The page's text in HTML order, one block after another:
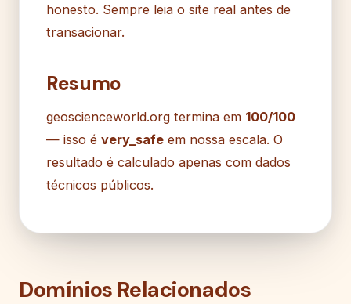
honesto. Sempre leia o site real antes de
transacionar.
Resumo
geoscienceworld.org termina em 100/100
— isso é very_safe em nossa escala. O
resultado é calculado apenas com dados
técnicos públicos.
Domínios Relacionados